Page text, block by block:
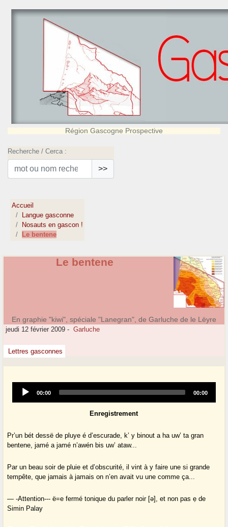
Région Gascogne Prospective
Recherche / Cerca :
>>
Accueil
Langue gasconne
Nosauts en gascon !
Le bentene
Le bentene
En graphie "kiwi", spéciale "Lanegran", de Garluche de le Lëyre
jeudi 12 février 2009 - Garluche
Lettres gasconnes
Player
Current
00:00
Total
00:00
Enregistrement
Pr’un bét dessë de pluye é d’escurade, k’ y binout a ha uw’ ta gran
bentene, jamé a jamé n’awén bis uw’ ataw...
Par un beau soir de pluie et d’obscurité, il vint à y faire une si grande
tempête, que jamais à jamais on n’en avait vu une comme ça...
— -Attention--- ë=e fermé tonique du parler noir [ә], et non pas ẹ de
Simin Palay